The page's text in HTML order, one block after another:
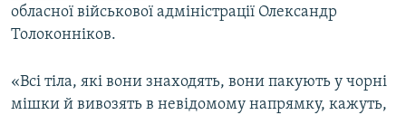
обласної військової адміністрації Олександр
Толоконніков.
«Всі тіла, які вони знаходять, вони пакують у чорні
мішки й вивозять в невідомому напрямку, кажуть,